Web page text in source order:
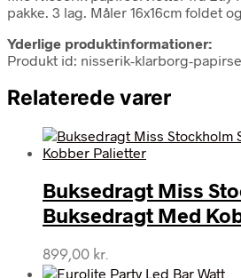
pakke. 3 lag. Måler 16x16cm foldet
Yderlige produktinformationer:
Produkt id: nisserik-klarborg-
Relaterede varer
Buksedragt Miss
Buksedragt Med
899,00 kr.